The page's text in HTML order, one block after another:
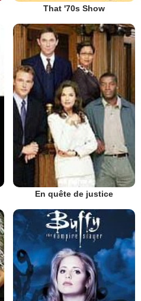
That '70s Show
En quête de justice